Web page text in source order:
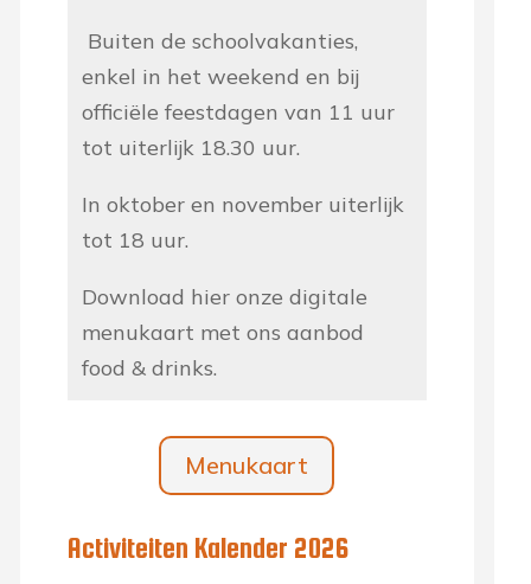
Buiten de schoolvakanties,
enkel in het weekend en bij
officiële feestdagen van 11 uur
tot uiterlijk 18.30 uur.
In oktober en november uiterlijk
tot 18 uur.
Download hier onze digitale
menukaart met ons aanbod
food & drinks.
Menukaart
Activiteiten Kalender 2026